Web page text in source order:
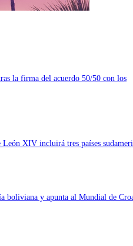
la firma del acuerdo 50/50 con los
XIV incluirá tres países
boliviana y apunta al Mundial de